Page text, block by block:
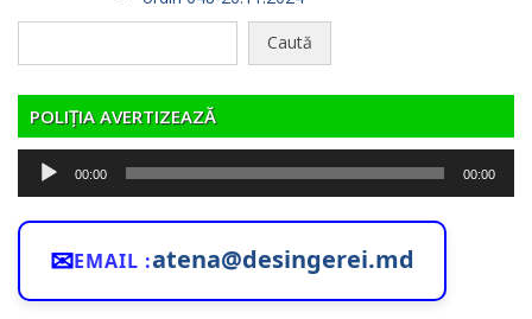
POLIȚIA AVERTIZEAZĂ
Player
audio
00:00 00:00
✉EMAIL :atena@desingerei.md